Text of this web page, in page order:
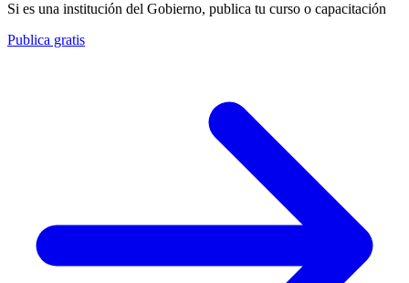
Si es una institución del Gobierno, publica tu curso o capacitación
Publica gratis